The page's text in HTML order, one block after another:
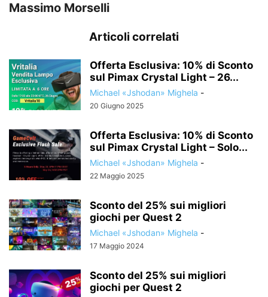
Massimo Morselli
Articoli correlati
Offerta Esclusiva: 10% di Sconto
sul Pimax Crystal Light – 26...
Michael «Jshodan» Mighela -
20 Giugno 2025
Offerta Esclusiva: 10% di Sconto
sul Pimax Crystal Light – Solo...
Michael «Jshodan» Mighela -
22 Maggio 2025
Sconto del 25% sui migliori
giochi per Quest 2
Michael «Jshodan» Mighela -
17 Maggio 2024
Sconto del 25% sui migliori
giochi per Quest 2